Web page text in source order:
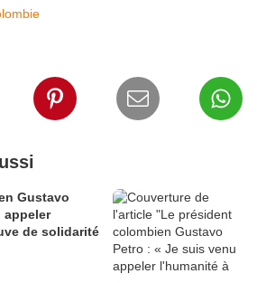
Gustavo
appeler
de solidarité